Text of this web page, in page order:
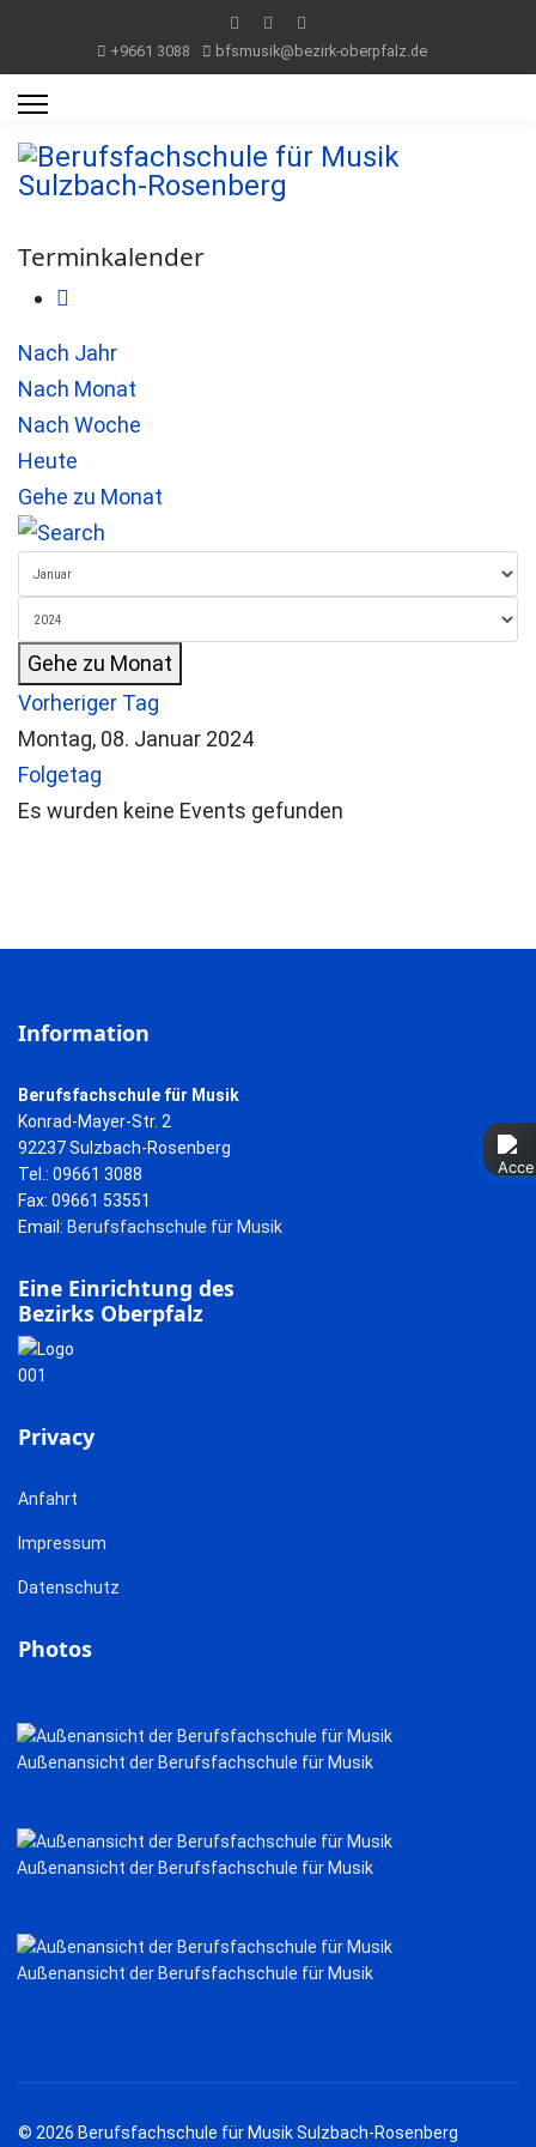
+9661 3088 bfsmusik@bezirk-oberpfalz.de
Terminkalender
Nach Jahr
Nach Monat
Nach Woche
Heute
Gehe zu Monat
Gehe zu Monat
Vorheriger Tag
Montag, 08. Januar 2024
Folgetag
Es wurden keine Events gefunden
Information
Berufsfachschule für Musik
Konrad-Mayer-Str. 2
92237 Sulzbach-Rosenberg
Tel.: 09661 3088
Fax: 09661 53551
Email: Berufsfachschule für Musik
Eine Einrichtung des
Bezirks Oberpfalz
Privacy
Anfahrt
Impressum
Datenschutz
Photos
Außenansicht der Berufsfachschule für Musik
Außenansicht der Berufsfachschule für Musik
Außenansicht der Berufsfachschule für Musik
© 2026 Berufsfachschule für Musik Sulzbach-Rosenberg